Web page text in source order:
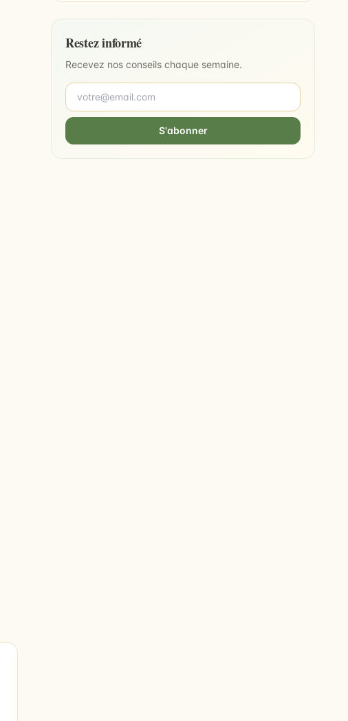
Restez informé
Recevez nos conseils chaque semaine.
S'abonner